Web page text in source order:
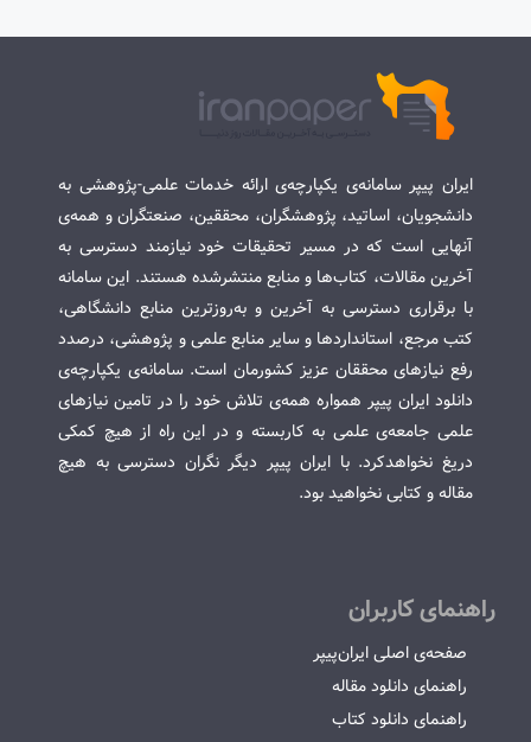
ایران پیپر سامانه‌ی یکپارچه‌ی ارائه خدمات علمی-پژوهشی به
دانشجویان، اساتید، پژوهشگران، محققین، صنعتگران و همه‌ی
آنهایی است که در مسیر تحقیقات خود نیازمند دسترسی به
آخرین مقالات، کتاب‌ها و منابع منتشرشده هستند. این سامانه
با برقراری دسترسی به آخرین و به‌روزترین منابع دانشگاهی،
کتب مرجع، استانداردها و سایر منابع علمی و پژوهشی، درصدد
رفع نیازهای محققان عزیز کشورمان است. سامانه‌ی یکپارچه‌ی
دانلود ایران پیپر همواره همه‌ی تلاش خود را در تامین نیازهای
علمی جامعه‌ی علمی به کاربسته و در این راه از هیچ کمکی
دریغ نخواهدکرد. با ایران پیپر دیگر نگران دسترسی به هیچ
مقاله و کتابی نخواهید بود.
راهنمای کاربران
صفحه‌ی اصلی ایران‌پیپر
راهنمای دانلود مقاله
راهنمای دانلود کتاب